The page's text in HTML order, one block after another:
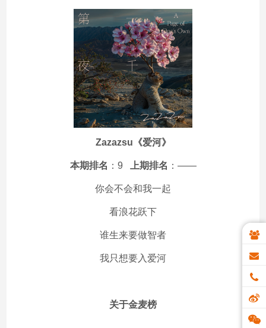
Zazazsu《爱河》
本期排名 ：9 上期排名 ：——
你会不会和我一起
看浪花跃下
谁生来要做智者
我只想要入爱河
关于金麦榜